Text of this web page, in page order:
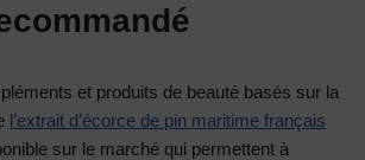
et produits de beauté basés sur la
l’extrait d’écorce de pin maritime français
sur le marché qui permettent à